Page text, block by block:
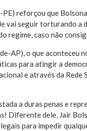
reforçou que
vai seguir torturando a
regime, caso não
AP), o que aconteceu
para atingir a
e através da Rede
a duras penas e
Diferente dele, Jair
para impedir